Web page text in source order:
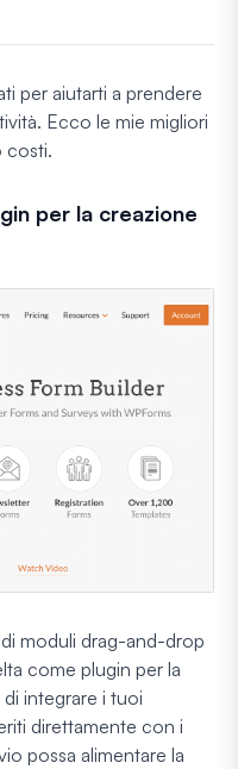
per aiutarti a prendere
Ecco le mie migliori
costi.
per la creazione
moduli drag-and-drop
come plugin per la
integrare i tuoi
direttamente con i
possa alimentare la